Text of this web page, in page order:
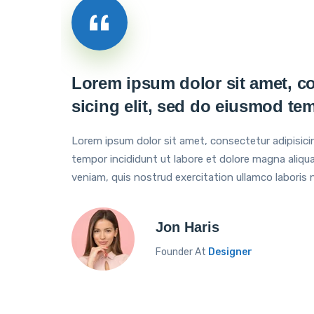
Lorem ipsum dolor sit amet,
sicing elit, sed do eiusmod
Lorem ipsum dolor sit amet, consectetur
tempor incididunt ut labore et dolore magna
veniam, quis nostrud exercitation ullamco laboris
Jon Haris
Founder At Designer